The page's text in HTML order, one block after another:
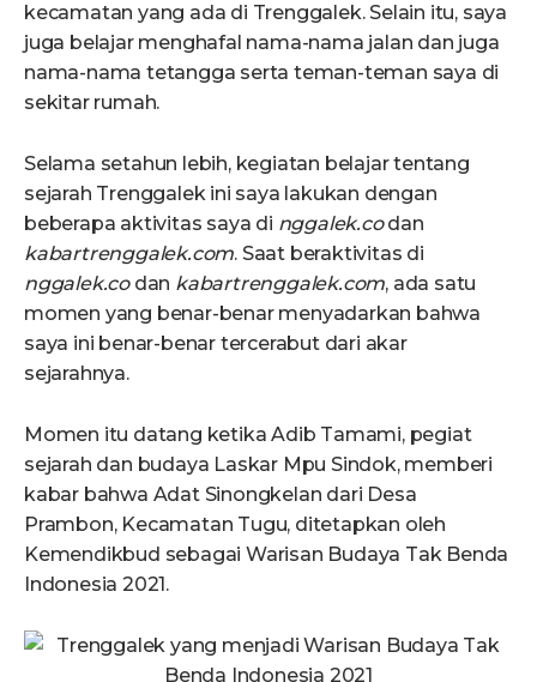
kecamatan yang ada di Trenggalek. Selain itu, saya
juga belajar menghafal nama-nama jalan dan juga
nama-nama tetangga serta teman-teman saya di
sekitar rumah.
Selama setahun lebih, kegiatan belajar tentang
sejarah Trenggalek ini saya lakukan dengan
beberapa aktivitas saya di nggalek.codan
kabartrenggalek.com. Saat beraktivitas di
nggalek.codan kabartrenggalek.com, ada satu
momen yang benar-benar menyadarkan bahwa
saya ini benar-benar tercerabut dari akar
sejarahnya.
Momen itu datang ketika Adib Tamami, pegiat
sejarah dan budaya Laskar Mpu Sindok, memberi
kabar bahwa Adat Sinongkelan dari Desa
Prambon, Kecamatan Tugu, ditetapkan oleh
Kemendikbud sebagai Warisan Budaya Tak Benda
Indonesia 2021.